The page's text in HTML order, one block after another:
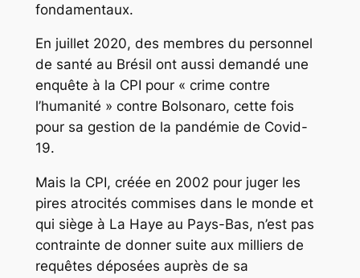
fondamentaux.
En juillet 2020, des membres du personnel
de santé au Brésil ont aussi demandé une
enquête à la CPI pour « crime contre
l’humanité » contre Bolsonaro, cette fois
pour sa gestion de la pandémie de Covid-
19.
Mais la CPI, créée en 2002 pour juger les
pires atrocités commises dans le monde et
qui siège à La Haye au Pays-Bas, n’est pas
contrainte de donner suite aux milliers de
requêtes déposées auprès de sa